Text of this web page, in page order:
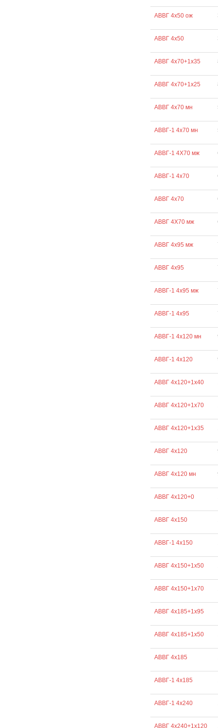
АВВГ 4х50 ож
АВВГ 4х50
АВВГ 4х70+1х35
АВВГ 4х70+1х25
АВВГ 4х70 мн
АВВГ-1 4х70 мн
АВВГ-1 4Х70 мж
АВВГ-1 4х70
АВВГ 4х70
АВВГ 4Х70 мж
АВВГ 4х95 мж
АВВГ 4х95
АВВГ-1 4х95 мж
АВВГ-1 4х95
АВВГ-1 4х120 мн
АВВГ-1 4х120
АВВГ 4х120+1х40
АВВГ 4х120+1х70
АВВГ 4х120+1х35
АВВГ 4х120
АВВГ 4х120 мн
АВВГ 4х120+0
АВВГ 4х150
АВВГ-1 4х150
АВВГ 4х150+1х50
АВВГ 4х150+1х70
АВВГ 4х185+1х95
АВВГ 4х185+1х50
АВВГ 4х185
АВВГ-1 4х185
АВВГ-1 4х240
АВВГ 4х240+1х120